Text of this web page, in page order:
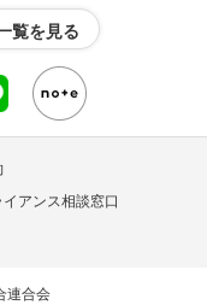
覧を見る
イアンス相談窓口
連合会